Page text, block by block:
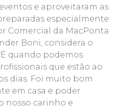
e aproveitaram as
especialmente
Comercial da MacPonta
Boni, considera o
quando podemos
que estão ao
dias. Foi muito bom
em casa e poder
nosso carinho e